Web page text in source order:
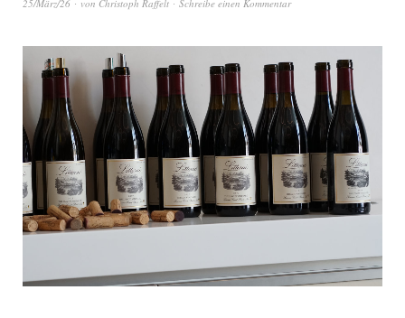
25/März/26 von Christoph Raffelt Schreibe einen Kommentar